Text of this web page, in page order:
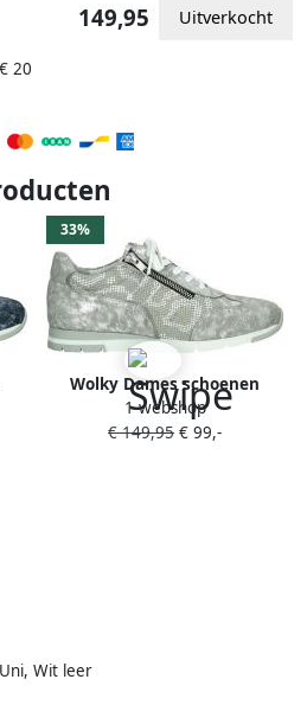
20
149,95 Uitverkocht
33%
Wolky Dames schoenen
0252648 150 Yell ecru
1 webshop
€ 149,95 € 99,-
Wit leer